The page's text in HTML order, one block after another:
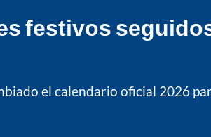
festivos
el calendario oficial 2026